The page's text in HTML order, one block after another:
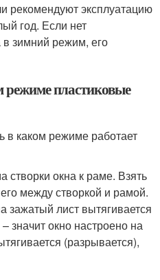
рекомендуют эксплуатацию
год. Если нет
зимний режим, его
режиме пластиковые
в каком режиме работает
створки окна к раме. Взять
между створкой и рамой.
зажатый лист вытягивается
значит окно настроено на
(разрывается),